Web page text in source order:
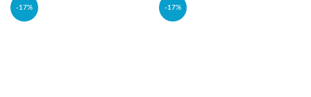
-17% -17%